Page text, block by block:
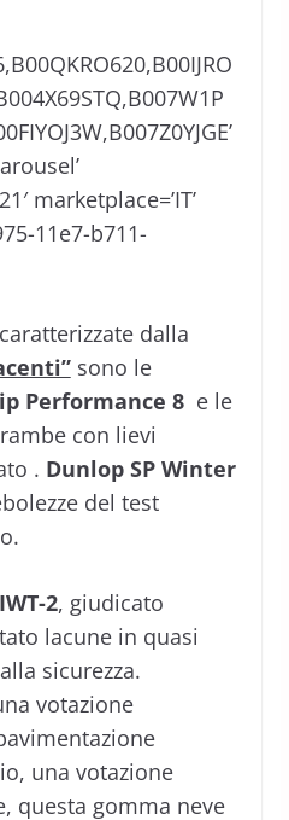
marketplace=’IT’
11e7-b711-
dalla
sono le
Performance 8e le
con lievi
. Dunlop SP Winter
del test
2, giudicato
lacune in quasi
sicurezza.
votazione
una votazione
questa gomma neve